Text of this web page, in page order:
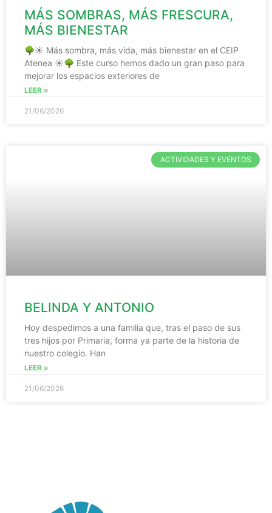
MÁS SOMBRAS, MÁS FRESCURA,
MÁS BIENESTAR
🌳☀️ Más sombra, más vida, más bienestar en el CEIP
Atenea ☀️🌳 Este curso hemos dado un gran paso para
mejorar los espacios exteriores de
LEER »
21/06/2026
ACTIVIDADES Y EVENTOS
BELINDA Y ANTONIO
Hoy despedimos a una familia que, tras el paso de sus
tres hijos por Primaria, forma ya parte de la historia de
nuestro colegio. Han
LEER »
21/06/2026